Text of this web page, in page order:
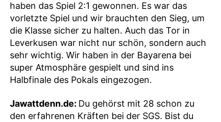
haben das Spiel 2:1 gewonnen. Es war das
vorletzte Spiel und wir brauchten den Sieg, um
die Klasse sicher zu halten. Auch das Tor in
Leverkusen war nicht nur schön, sondern auch
sehr wichtig. Wir haben in der Bayarena bei
super Atmosphäre gespielt und sind ins
Halbfinale des Pokals eingezogen.
Jawattdenn.de: Du gehörst mit 28 schon zu
den erfahrenen Kräften bei der SGS. Bist du